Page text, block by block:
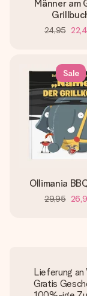
Männer am
24,95
Sale
Ollimania
29,95
Lieferung an
Gratis